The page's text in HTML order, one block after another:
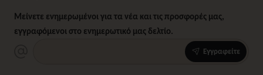
Μείνετε ενημερωμένοι για τα νέα και τις προσφορές μας,
εγγραφόμενοι στο ενημερωτικό μας δελτίο.
Εγγραφείτε